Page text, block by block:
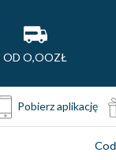
OD O,OOZŁ
Pobierz aplikację